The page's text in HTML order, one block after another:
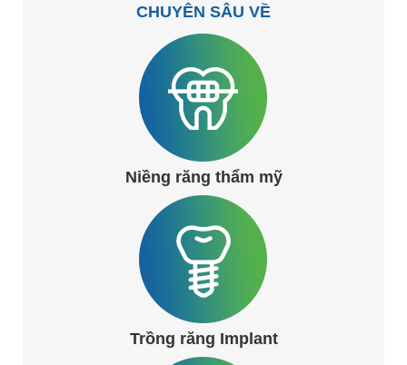
CHUYÊN SÂU VỀ
Niềng răng thẩm mỹ
Trồng răng Implant